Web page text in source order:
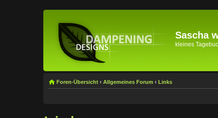
Sascha
kleines
Foren-Übersicht ‹ Allgemeines Forum ‹ Links